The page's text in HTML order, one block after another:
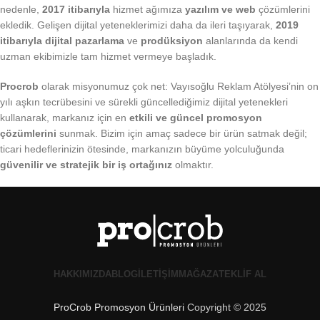
nedenle, 2017 itibarıyla hizmet ağımıza yazılım ve web çözümlerini
ekledik. Gelişen dijital yeteneklerimizi daha da ileri taşıyarak, 2019
itibarıyla dijital pazarlama ve prodüksiyon alanlarında da kendi
uzman ekibimizle tam hizmet vermeye başladık.
Procrob olarak misyonumuz çok net: Vayısoğlu Reklam Atölyesi’nin on
yılı aşkın tecrübesini ve sürekli güncellediğimiz dijital yetenekleri
kullanarak, markanız için en etkili ve güncel promosyon
çözümlerini sunmak. Bizim için amaç sadece bir ürün satmak değil;
ticari hedeflerinizin ötesinde, markanızın büyüme yolculuğunda
güvenilir ve stratejik bir iş ortağınız olmaktır.
HAKKIMIZDA BLOG İLETIŞIM MAĞAZATEKLIF AL
ProCrob Promosyon Ürünleri Copyright © 2025